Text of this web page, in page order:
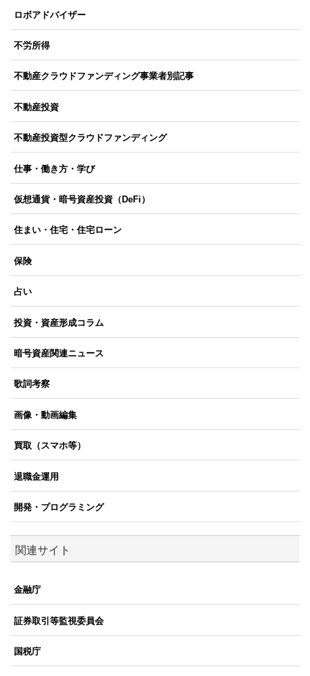
ロボアドバイザー
不労所得
不動産クラウドファンディング事業者別記事
不動産投資
不動産投資型クラウドファンディング
仕事・働き方・学び
仮想通貨・暗号資産投資（DeFi）
住まい・住宅・住宅ローン
保険
占い
投資・資産形成コラム
暗号資産関連ニュース
歌詞考察
画像・動画編集
買取（スマホ等）
退職金運用
開発・プログラミング
関連サイト
金融庁
証券取引等監視委員会
国税庁